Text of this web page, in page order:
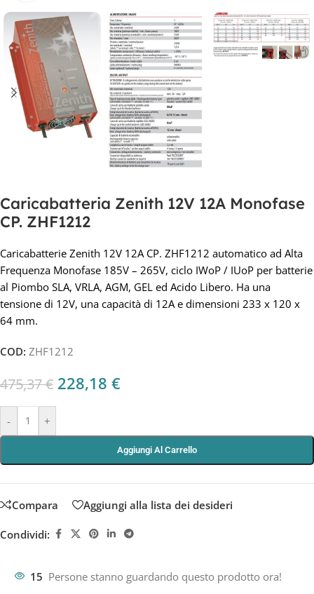
Caricabatteria Zenith 12V 12A Monofase
CP. ZHF1212
Caricabatterie Zenith 12V 12A CP. ZHF1212 automatico ad Alta
Frequenza Monofase 185V – 265V, ciclo IWoP / IUoP per batterie
al Piombo SLA, VRLA, AGM, GEL ed Acido Libero. Ha una
tensione di 12V, una capacità di 12A e dimensioni 233 x 120 x
64 mm.
COD: ZHF1212
475,37€ 228,18 €
- +
Aggiungi Al Carrello
Compara Aggiungi alla lista dei desideri
Condividi:
15 Persone stanno guardando questo prodotto ora!